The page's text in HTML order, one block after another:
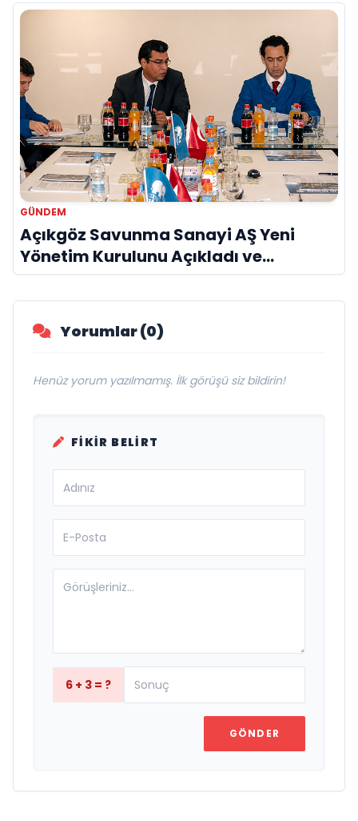
GÜNDEM
Açıkgöz Savunma Sanayi AŞ Yeni
Yönetim Kurulunu Açıkladı ve
Savunma Sanayinde Küresel Vizyon
Vurgusu
Yorumlar (0)
Henüz yorum yazılmamış. İlk görüşü siz bildirin!
FIKIR BELIRT
6 + 3 = ?
GÖNDER